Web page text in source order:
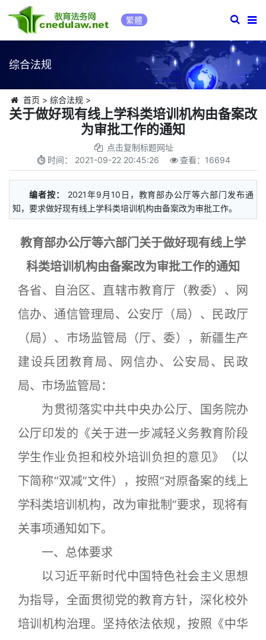
繁體
综合法规
首页 > 综合法规 >
关于做好现有线上学科类培训机构由备案改
为审批工作的通知
点击复制标题网址
时间： 2021-09-22 20:45:26 查看： 16694
编者按：
2021年9月10日，教育部办公厅等六部门发布通
知，要求做好现有线上学科类培训机构由备案改为审批工作。
教育部办公厅等六部门关于做好现有线上学
科类培训机构由备案改为审批工作的通知
各省、自治区、直辖市教育厅（教委）、网
信办、通信管理局、公安厅（局）、民政厅
（局）、市场监管局（厅、委），新疆生产
建设兵团教育局、网信办、公安局、民政
局、市场监管局：
为贯彻落实中共中央办公厅、国务院办
公厅印发的《关于进一步减轻义务教育阶段
学生作业负担和校外培训负担的意见》（以
下简称“双减”文件），按照“对原备案的线上
学科类培训机构，改为审批制”要求，现将有
关事项通知如下。
一、总体要求
以习近平新时代中国特色社会主义思想
为指导，全面贯彻党的教育方针，深化校外
培训机构治理。坚持依法依规，按照《中华